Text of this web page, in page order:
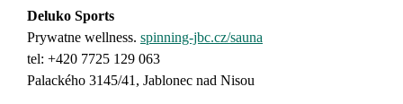
Deluko Sports
Prywatne wellness. spinning-jbc.cz/sauna
tel: +420 7725 129 063
Palackého 3145/41, Jablonec nad Nisou